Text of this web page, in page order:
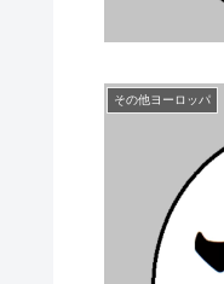
その他ヨーロッパ